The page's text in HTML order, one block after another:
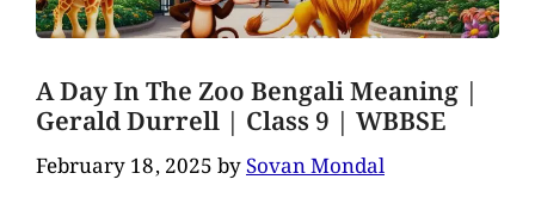
A Day In The Zoo Bengali Meaning |
Gerald Durrell | Class 9 | WBBSE
February 18, 2025bySovan Mondal